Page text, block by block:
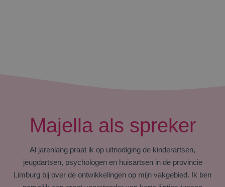
Majella als spreker
Al jarenlang praat ik op uitnodiging de kinderartsen,
jeugdartsen, psychologen en huisartsen in de provincie
Limburg bij over de ontwikkelingen op mijn vakgebied. Ik ben